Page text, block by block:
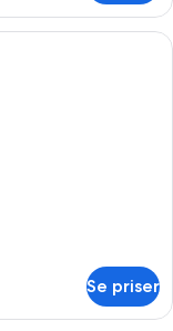
säng med en
Se priser